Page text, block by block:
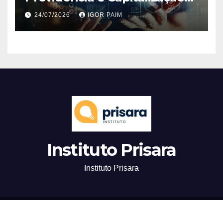
Pode Ajudar na Sua Carreira
24/07/2026 IGOR PAIM
Instituto Prisara
Instituto Prisara